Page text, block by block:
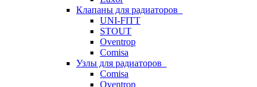
Клапаны для радиаторов
UNI-FITT
STOUT
Oventrop
Comisa
Узлы для радиаторов
Comisa
Oventrop